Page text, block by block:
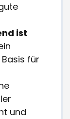
ist
für
und